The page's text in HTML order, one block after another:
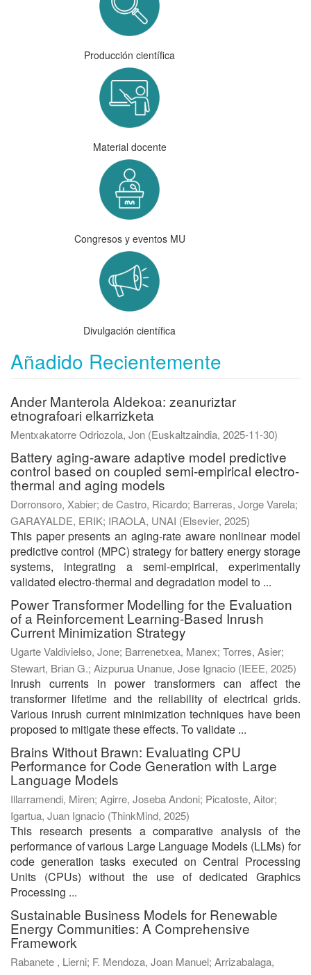
Producción científica
Material docente
Congresos y eventos MU
Divulgación científica
Añadido Recientemente
Ander Manterola Aldekoa: zeanuriztar
etnografoari elkarrizketa
Mentxakatorre Odriozola, Jon (Euskaltzaindia, 2025-11-30)
Battery aging-aware adaptive model predictive
control based on coupled semi-empirical electro-
thermal and aging models
Dorronsoro, Xabier; de Castro, Ricardo; Barreras, Jorge Varela;
GARAYALDE, ERIK; IRAOLA, UNAI (Elsevier, 2025)
This paper presents an aging-rate aware nonlinear model
predictive control (MPC) strategy for battery energy storage
systems, integrating a semi-empirical, experimentally
validated electro-thermal and degradation model to ...
Power Transformer Modelling for the Evaluation
of a Reinforcement Learning-Based Inrush
Current Minimization Strategy
Ugarte Valdivielso, Jone; Barrenetxea, Manex; Torres, Asier;
Stewart, Brian G.; Aizpurua Unanue, Jose Ignacio (IEEE, 2025)
Inrush currents in power transformers can affect the
transformer lifetime and the reliability of electrical grids.
Various inrush current minimization techniques have been
proposed to mitigate these effects. To validate ...
Brains Without Brawn: Evaluating CPU
Performance for Code Generation with Large
Language Models
Illarramendi, Miren; Agirre, Joseba Andoni; Picatoste, Aitor;
Igartua, Juan Ignacio (ThinkMind, 2025)
This research presents a comparative analysis of the
performance of various Large Language Models (LLMs) for
code generation tasks executed on Central Processing
Units (CPUs) without the use of dedicated Graphics
Processing ...
Sustainable Business Models for Renewable
Energy Communities: A Comprehensive
Framework
Rabanete , Lierni; F. Mendoza, Joan Manuel; Arrizabalaga,